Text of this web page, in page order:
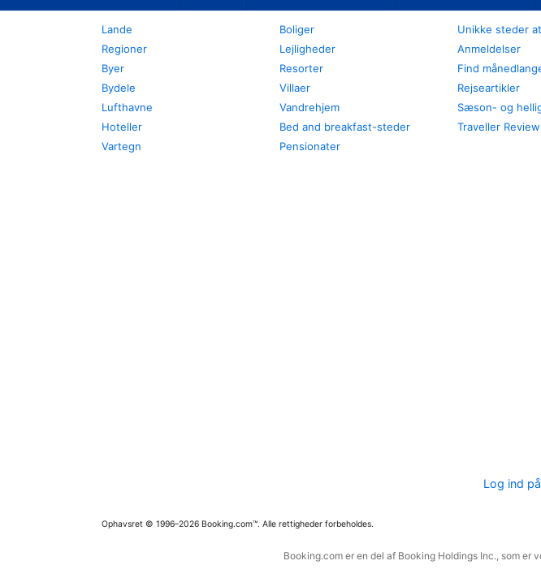
Lande
Regioner
Byer
Bydele
Lufthavne
Hoteller
Vartegn
Boliger
Lejligheder
Resorter
Villaer
Vandrehjem
Bed and breakfast-steder
Pensionater
Unikke steder
Anmeldelser
Find
Rejseartikler
Sæson- og
Traveller
Log ind
Ophavsret © 1996–2026 Booking.com™. Alle rettigheder forbeholdes.
Booking.com er en del af Booking Holdings Inc., som er